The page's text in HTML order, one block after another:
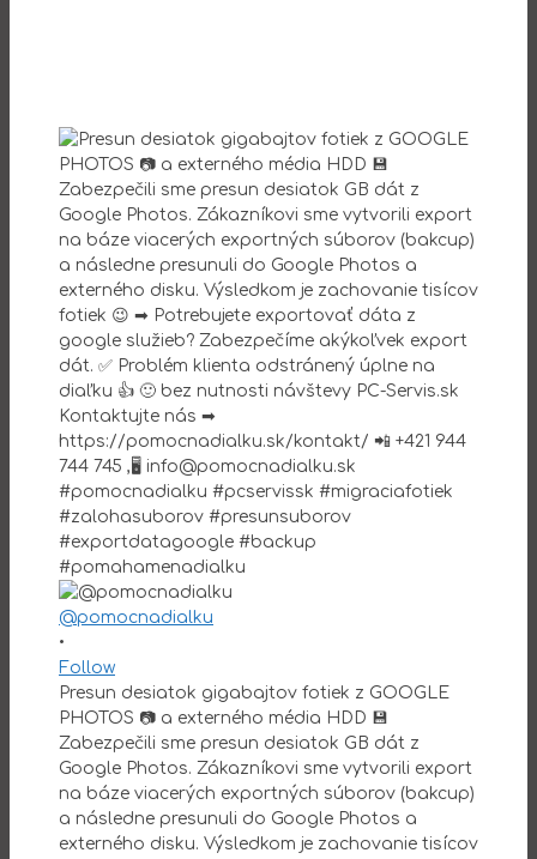
@pomocnadialku
•
Follow
Presun desiatok gigabajtov fotiek z GOOGLE
PHOTOS 📷 a externého média HDD 💾
Zabezpečili sme presun desiatok GB dát z
Google Photos. Zákazníkovi sme vytvorili export
na báze viacerých exportných súborov (bakcup)
a následne presunuli do Google Photos a
externého disku. Výsledkom je zachovanie tisícov